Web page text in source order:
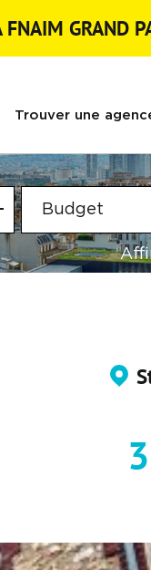
FNAIM GRAND
Trouver une
Budget